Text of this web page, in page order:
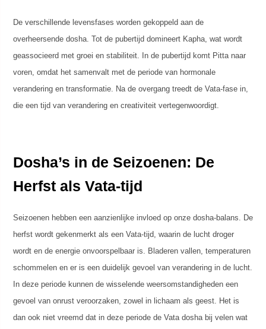
De verschillende levensfases worden gekoppeld aan de
overheersende dosha. Tot de pubertijd domineert Kapha, wat wordt
geassocieerd met groei en stabiliteit. In de pubertijd komt Pitta naar
voren, omdat het samenvalt met de periode van hormonale
verandering en transformatie. Na de overgang treedt de Vata-fase in,
die een tijd van verandering en creativiteit vertegenwoordigt.
Dosha’s in de Seizoenen: De
Herfst als Vata-tijd
Seizoenen hebben een aanzienlijke invloed op onze dosha-balans. De
herfst wordt gekenmerkt als een Vata-tijd, waarin de lucht droger
wordt en de energie onvoorspelbaar is. Bladeren vallen, temperaturen
schommelen en er is een duidelijk gevoel van verandering in de lucht.
In deze periode kunnen de wisselende weersomstandigheden een
gevoel van onrust veroorzaken, zowel in lichaam als geest. Het is
dan ook niet vreemd dat in deze periode de Vata dosha bij velen wat